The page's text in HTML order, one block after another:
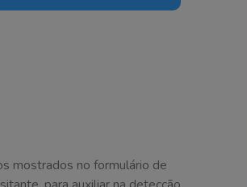
mostrados no formulário de